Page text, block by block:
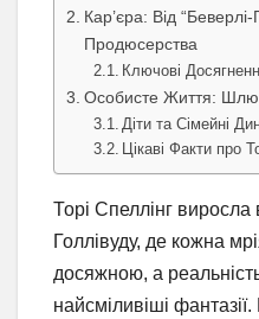
Кар’єра: Від
Продюсерства
Ключові
Особисте Життя:
Діти та Сімейні
Цікаві Факти про
Торі Спеллінг виросла
Голлівуду, де кожна
досяжною, а
найсміливіші